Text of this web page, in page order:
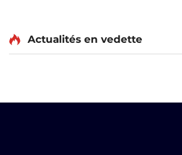
Actualités en vedette